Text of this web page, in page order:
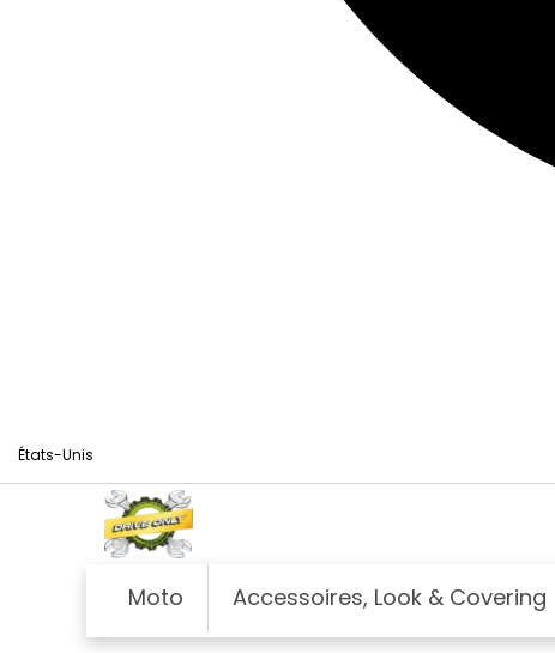
États-Unis
Moto Accessoires, Look & Covering